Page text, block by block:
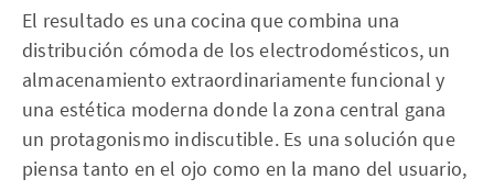
El resultado es una cocina que combina una
distribución cómoda de los electrodomésticos, un
almacenamiento extraordinariamente funcional y
una estética moderna donde la zona central gana
un protagonismo indiscutible. Es una solución que
piensa tanto en el ojo como en la mano del usuario,